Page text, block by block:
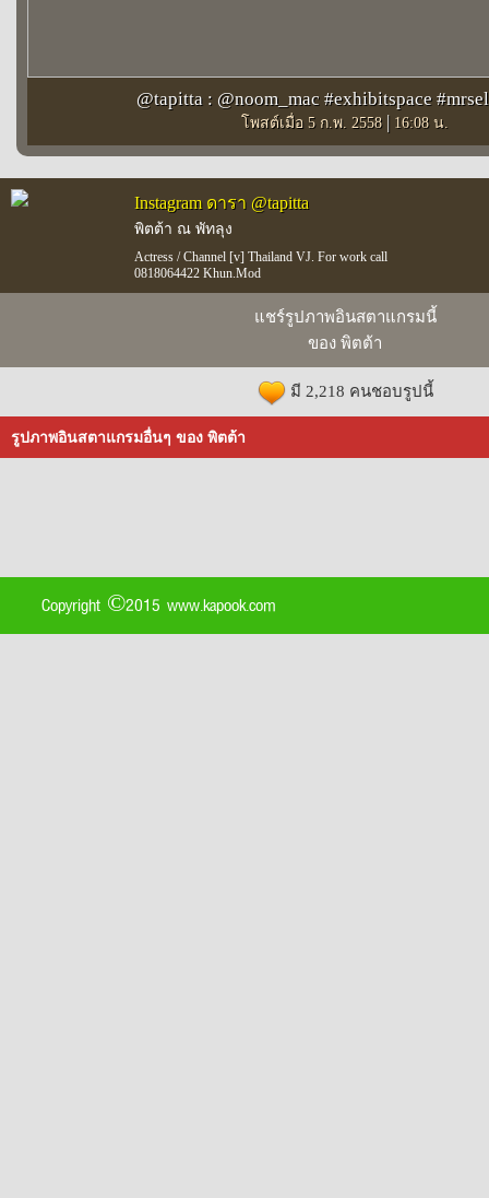
@tapitta : @noom_mac #exhibitspace
โพสต์เมื่อ 5 ก.พ. 2558 | 16:08 น.
Instagram ดารา @tapitta
พิตต้า ณ พัทลุง
Actress / Channel [v] Thailand VJ. For work call
0818064422 Khun.Mod
แชร์รูปภาพอินสตาแกรมนี้
ของ พิตต้า
มี 2,218 คนชอบรูปนี้
รูปภาพอินสตาแกรมอื่นๆ ของ พิตต้า
Copyright ©2015 www.kapook.com